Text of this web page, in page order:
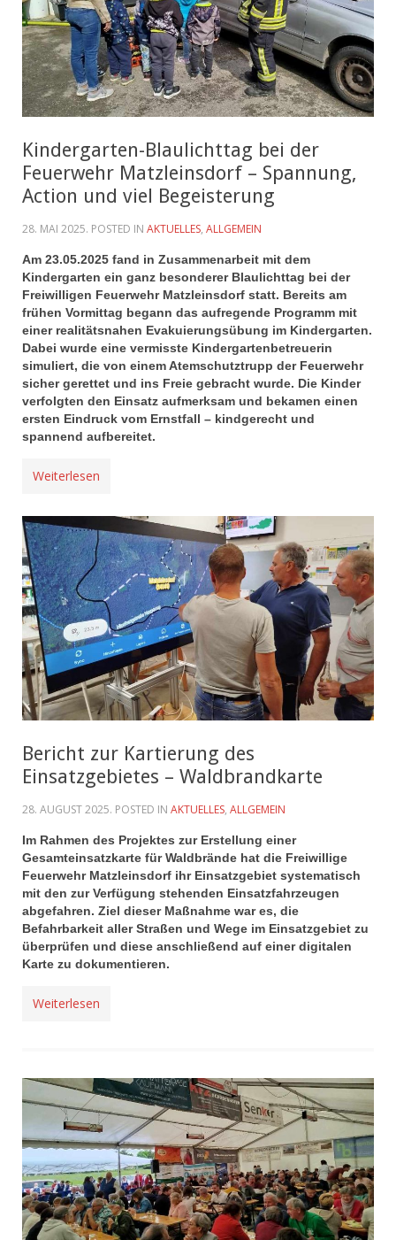
Kindergarten-Blaulichttag bei der
Feuerwehr Matzleinsdorf – Spannung,
Action und viel Begeisterung
28. MAI 2025. POSTED IN AKTUELLES, ALLGEMEIN
Am 23.05.2025 fand in Zusammenarbeit mit dem
Kindergarten ein ganz besonderer Blaulichttag bei der
Freiwilligen Feuerwehr Matzleinsdorf statt. Bereits am
frühen Vormittag begann das aufregende Programm mit
einer realitätsnahen Evakuierungsübung im Kindergarten.
Dabei wurde eine vermisste Kindergartenbetreuerin
simuliert, die von einem Atemschutztrupp der Feuerwehr
sicher gerettet und ins Freie gebracht wurde. Die Kinder
verfolgten den Einsatz aufmerksam und bekamen einen
ersten Eindruck vom Ernstfall – kindgerecht und
spannend aufbereitet.
Weiterlesen
Bericht zur Kartierung des
Einsatzgebietes – Waldbrandkarte
28. AUGUST 2025. POSTED IN AKTUELLES, ALLGEMEIN
Im Rahmen des Projektes zur Erstellung einer
Gesamteinsatzkarte für Waldbrände hat die Freiwillige
Feuerwehr Matzleinsdorf ihr Einsatzgebiet systematisch
mit den zur Verfügung stehenden Einsatzfahrzeugen
abgefahren. Ziel dieser Maßnahme war es, die
Befahrbarkeit aller Straßen und Wege im Einsatzgebiet zu
überprüfen und diese anschließend auf einer digitalen
Karte zu dokumentieren.
Weiterlesen